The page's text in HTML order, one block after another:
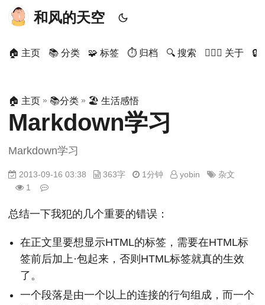
和风的天空
🏠 主页 📚 分类 🧩 标签 ⏱ 归档 🔍 搜索 🙋🏻‍♂️ 关于 🔒
🏠 主页 » 📚分类 » 🏖 生活感悟
Markdown学习
Markdown学习
2013-09-16 03:38 363字 1分钟 yobin
杂文
1
总结一下我犯的几个重要的错误：
在正文里要想显示HTML的标签，需要在HTML标
签前后加上·包起来，否则HTML标签就真的生效
了。
一个段落是由一个以上的连接的行句组成，而一个